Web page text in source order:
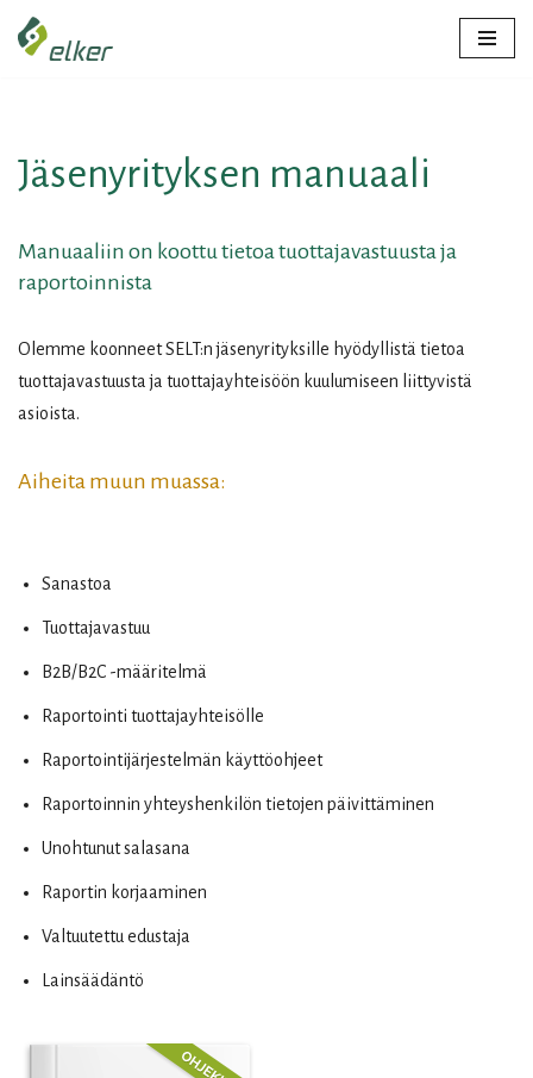
Siirry
Jäsenyrityksen manuaali
Manuaaliin on koottu tietoa tuottajavastuusta ja
raportoinnista
Olemme koonneet SELT:n jäsenyrityksille hyödyllistä tietoa
tuottajavastuusta ja tuottajayhteisöön kuulumiseen liittyvistä
asioista.
Aiheita muun muassa:
Sanastoa
Tuottajavastuu
B2B/B2C -määritelmä
Raportointi tuottajayhteisölle
Raportointijärjestelmän käyttöohjeet
Raportoinnin yhteyshenkilön tietojen päivittäminen
Unohtunut salasana
Raportin korjaaminen
Valtuutettu edustaja
Lainsäädäntö